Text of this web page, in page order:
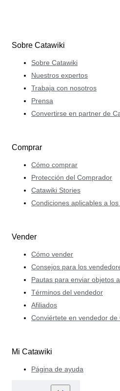
Sobre Catawiki
Sobre Catawiki
Nuestros expertos
Trabaja con nosotros
Prensa
Convertirse en partner de
Comprar
Cómo comprar
Protección del Comprador
Catawiki Stories
Condiciones aplicables a
Vender
Cómo vender
Consejos para los
Pautas para enviar objetos
Términos del vendedor
Afiliados
Conviértete en vendedor de
Mi Catawiki
Página de ayuda